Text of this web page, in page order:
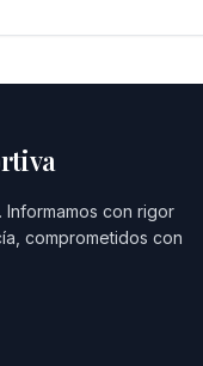
descanso, fue en
con rigor
comprometidos con